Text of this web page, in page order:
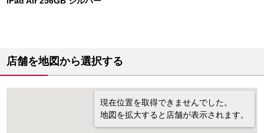
店舗を地図から選択する
現在位置を取得できませんでした。
地図を拡大すると店舗が表示されます。